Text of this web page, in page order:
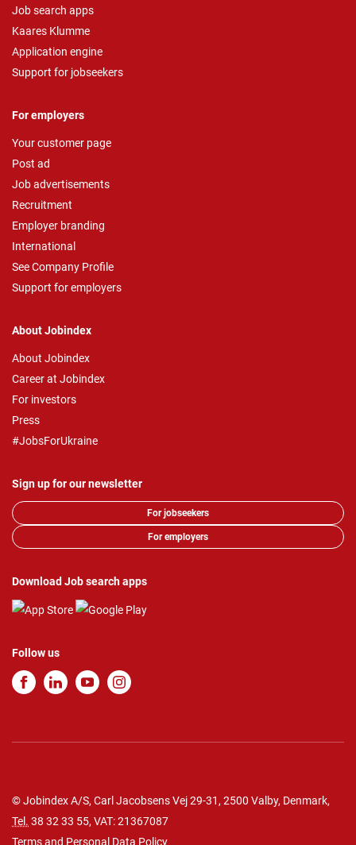
Job search apps
Kaares Klumme
Application engine
Support for jobseekers
For employers
Your customer page
Post ad
Job advertisements
Recruitment
Employer branding
International
See Company Profile
Support for employers
About Jobindex
About Jobindex
Career at Jobindex
For investors
Press
#JobsForUkraine
Sign up for our newsletter
For jobseekers
For employers
Download Job search apps
Follow us
© Jobindex A/S, Carl Jacobsens Vej 29-31, 2500 Valby, Denmark,
Tel. 38 32 33 55, VAT: 21367087
Terms and Personal Data Policy